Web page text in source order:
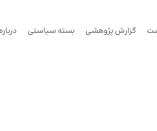
گزارش پژوهشی بسته سیاستی